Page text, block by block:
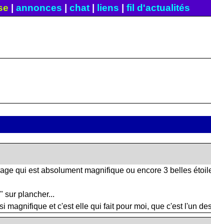
annonces chat| liens fil d'actualités
qui est absolument magnifique ou encore 3 belles
sur plancher...
et c'est elle qui fait pour moi, que c'est l'un